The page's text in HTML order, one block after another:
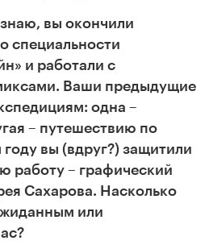
вы окончили
специальности
и работали с
Ваши предыдущие
одна –
– путешествию по
вы (вдруг?) защитили
работу – графический
Сахарова. Насколько
или